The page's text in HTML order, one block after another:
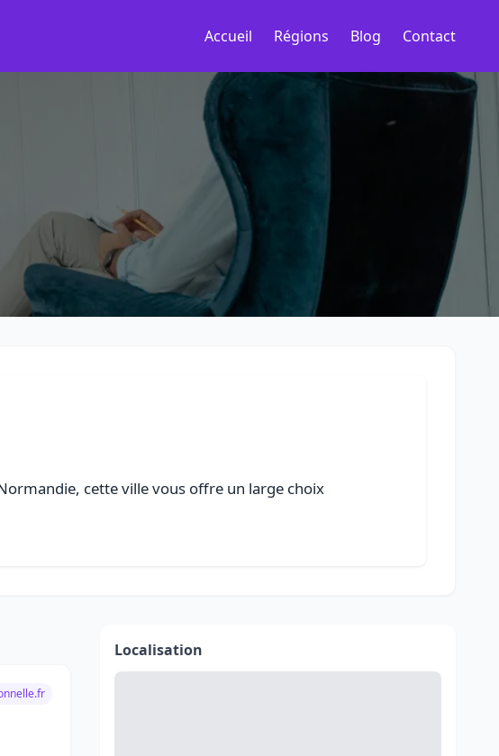
Accueil Régions Blog Contact
cette ville vous offre un large choix
Localisation